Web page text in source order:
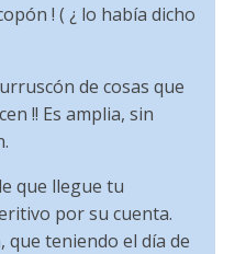
! ( ¿ lo había dicho
de cosas que
!! Es amplia, sin
que llegue tu
por su cuenta.
que teniendo el día de